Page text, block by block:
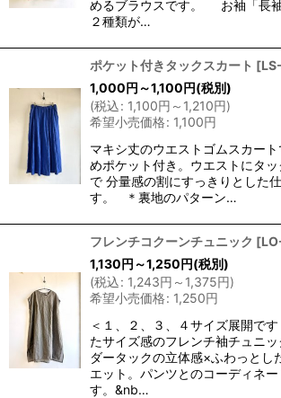
めるブラウスです。 お袖「長
２種類が…
ポケット付きタックスカート [
1,000円 ～1,100円(税別)
(税込: 1,100円 ～1,210円)
希望小売価格: 1,100円
マキシ丈のウエストゴムスカー
めポケット付き。ウエストにタ
で 分量感の割にすっきりとした
す。 ＊裏地のパターン…
フレンチコクーンチュニック [
1,130円 ～1,250円(税別)
(税込: 1,243円 ～1,375円)
希望小売価格: 1,250円
＜１、２、３、４サイズ展開で
たサイズ感のフレンチ袖チュニ
ダータックの立体感×ふわっとし
エット。パンツとのコーディネ
す。&nb…